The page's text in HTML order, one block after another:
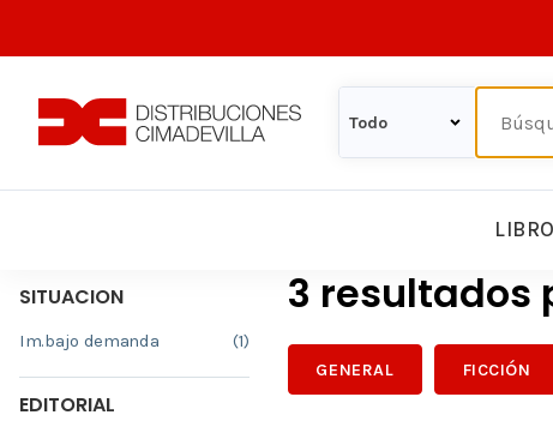
SITUACION
Im.bajo demanda (1)
EDITORIAL
3 resultados
GENERAL FICCIÓN